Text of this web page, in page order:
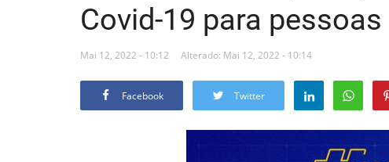
Covid-19 para
Mai 12, 2022 - 10:12 Alterado: Mai 12, 2022 - 10:14
Facebook Twitter